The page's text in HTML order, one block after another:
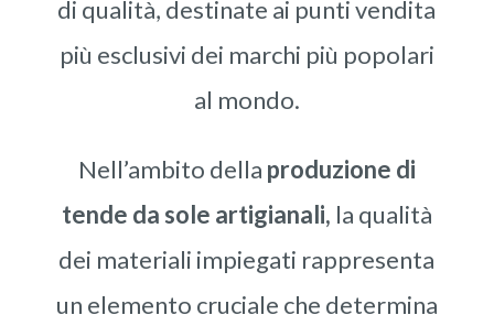
di qualità, destinate ai punti vendita
più esclusivi dei marchi più popolari
al mondo.
Nell’ambito della produzione di
tende da sole artigianali, la qualità
dei materiali impiegati rappresenta
un elemento cruciale che determina